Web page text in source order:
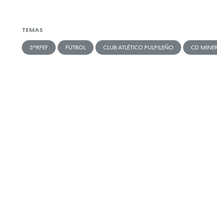
TEMAS
3ªRFEF FÚTBOL CLUB ATLÉTICO PULPILEÑO CD